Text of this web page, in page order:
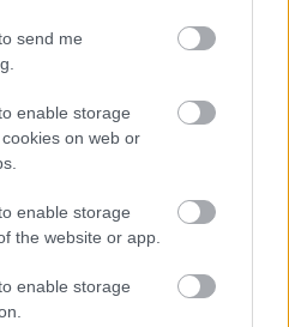
send me
enable storage
on web or
enable storage
the website or app.
enable storage
a Honvéd hivatalos